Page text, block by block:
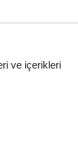
ve içerikleri